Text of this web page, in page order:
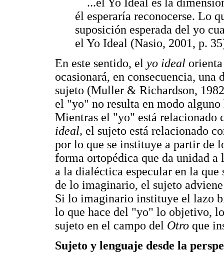
...el Yo Ideal es la
él esperaría reconocerse. Lo
suposición esperada del yo
el Yo Ideal (Nasio, 2001, p.
En este sentido, el yo ideal
ocasionará, en consecuencia,
sujeto (Muller & Richardson,
el "yo" no resulta en modo
Mientras el "yo" está relacionado
ideal, el sujeto está relacionado
por lo que se instituye a partir de
forma ortopédica que da unidad
a la dialéctica especular en la que
de lo imaginario, el sujeto
Si lo imaginario instituye el lazo
lo que hace del "yo" lo objetivo,
sujeto en el campo del Otro que
Sujeto y lenguaje desde la